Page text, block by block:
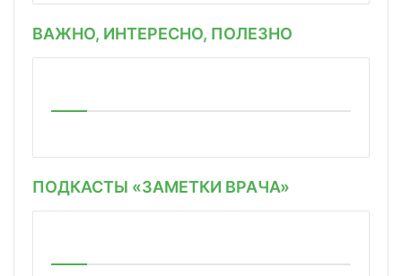
ВАЖНО, ИНТЕРЕСНО, ПОЛЕЗНО
ПОДКАСТЫ «ЗАМЕТКИ ВРАЧА»